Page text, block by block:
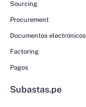
Sourcing
Procurement
Documentos electrónicos
Factoring
Pagos
Subastas.pe